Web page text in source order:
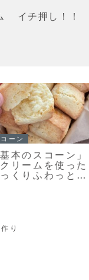
イチ押し！！
イチ押し！！
「ホットケー
クスで作る濃
ーショコラマ
り